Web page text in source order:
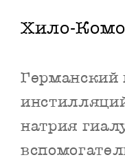
Хило-
Германский
натрия